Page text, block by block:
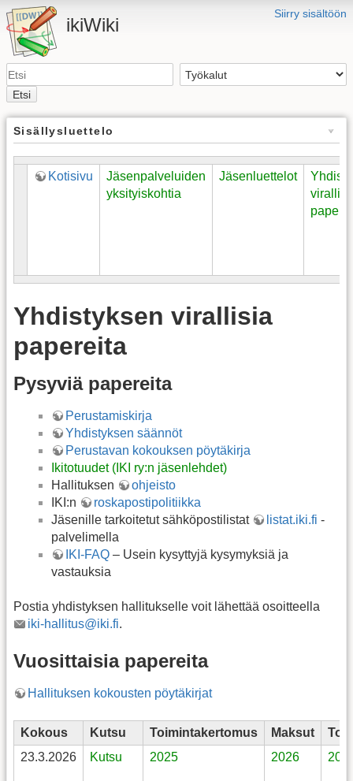
Siirry sisältöön
ikiWiki
Etsi
Sisällysluettelo
Kotisivu
Jäsenpalveluiden
yksityiskohtia
Jäsenluettelot
Yhdistyksen virallisia
papereita
Pysyviä papereita
Perustamiskirja
Yhdistyksen säännöt
Perustavan kokouksen pöytäkirja
Ikitotuudet (IKI ry:n jäsenlehdet)
Hallituksen
ohjeisto
IKI:n
roskapostipolitiikka
Jäsenille tarkoitetut sähköpostilistat
listat.iki.fi -
palvelimella
IKI-FAQ – Usein kysyttyjä kysymyksiä ja
vastauksia
Postia yhdistyksen hallitukselle voit lähettää osoitteella
iki-hallitus@iki.fi.
Vuosittaisia papereita
Hallituksen kokousten pöytäkirjat
Kokous Kutsu Toimintakertomus Maksut
23.3.2026
Kutsu 2025 2026